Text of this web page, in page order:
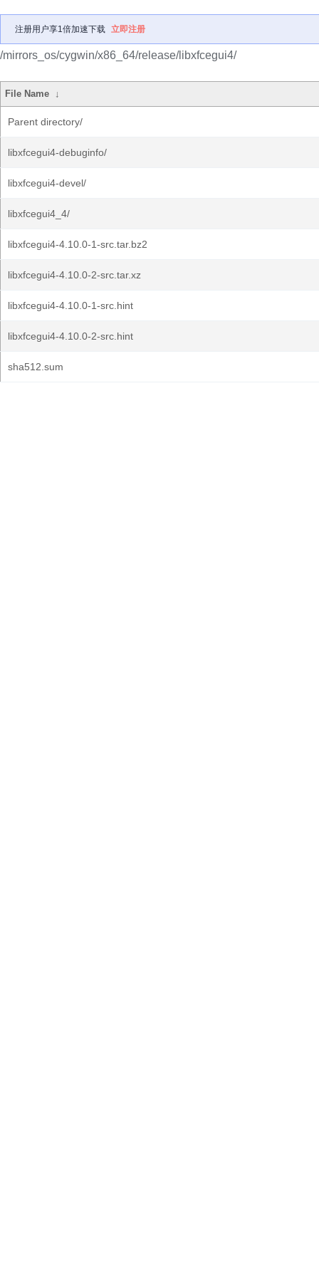
注册用户享1倍加速下载 立即注册
/mirrors_os/cygwin/x86_64/release/libxfcegui4/
File Name ↓
Parent directory/
libxfcegui4-debuginfo/
libxfcegui4-devel/
libxfcegui4_4/
libxfcegui4-4.10.0-1-src.tar.bz2
libxfcegui4-4.10.0-2-src.tar.xz
libxfcegui4-4.10.0-1-src.hint
libxfcegui4-4.10.0-2-src.hint
sha512.sum